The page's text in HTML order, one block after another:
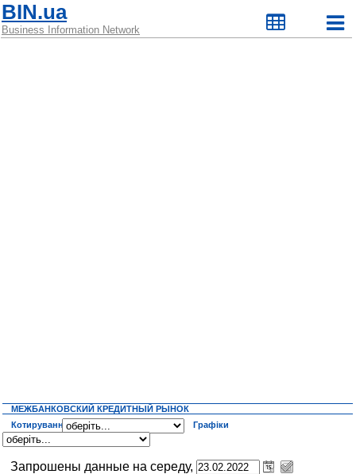
BIN.ua
Business Information Network
МЕЖБАНКОВСКИЙ КРЕДИТНЫЙ РЫНОК
Котирування
Графіки
Запрошены данные на середу,